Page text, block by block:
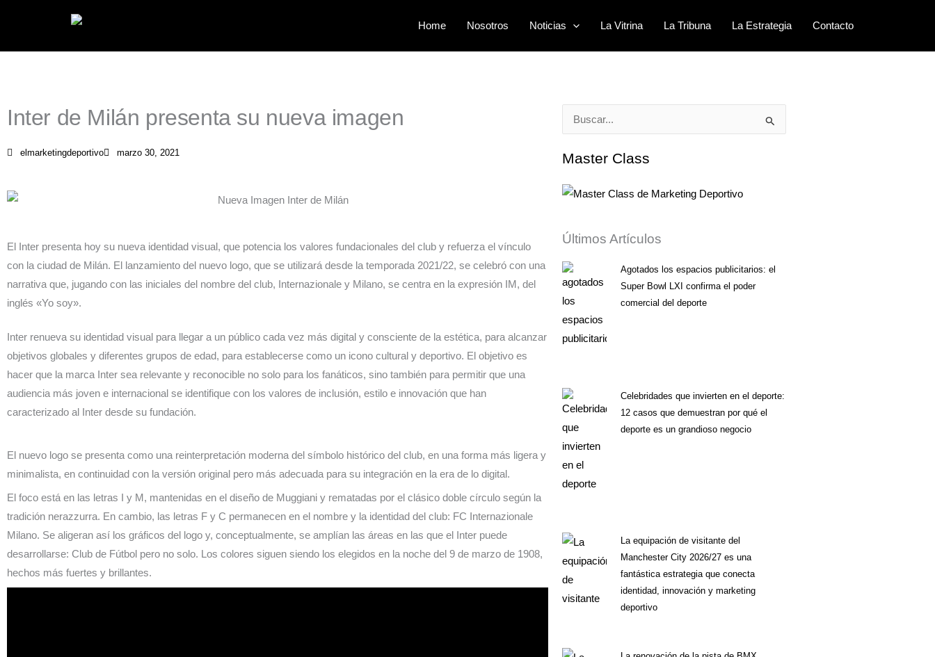
Home Nosotros Noticias La Vitrina La Tribuna La Estrategia Contacto
Inter de Milán presenta su nueva imagen
elmarketingdeportivo marzo 30, 2021
El Inter presenta hoy su nueva identidad visual, que potencia los valores fundacionales del club y refuerza el vínculo
con la ciudad de Milán. El lanzamiento del nuevo logo, que se utilizará desde la temporada 2021/22, se celebró con una
narrativa que, jugando con las iniciales del nombre del club, Internazionale y Milano, se centra en la expresión IM, del
inglés «Yo soy».
Inter renueva su identidad visual para llegar a un público cada vez más digital y consciente de la estética, para alcanzar
objetivos globales y diferentes grupos de edad, para establecerse como un icono cultural y deportivo. El objetivo es
hacer que la marca Inter sea relevante y reconocible no solo para los fanáticos, sino también para permitir que una
audiencia más joven e internacional se identifique con los valores de inclusión, estilo e innovación que han
caracterizado al Inter desde su fundación.
El nuevo logo se presenta como una reinterpretación moderna del símbolo histórico del club, en una forma más ligera y
minimalista, en continuidad con la versión original pero más adecuada para su integración en la era de lo digital.
El foco está en las letras I y M, mantenidas en el diseño de Muggiani y rematadas por el clásico doble círculo según la
tradición nerazzurra. En cambio, las letras F y C permanecen en el nombre y la identidad del club: FC Internazionale
Milano. Se aligeran así los gráficos del logo y, conceptualmente, se amplían las áreas en las que el Inter puede
desarrollarse: Club de Fútbol pero no solo. Los colores siguen siendo los elegidos en la noche del 9 de marzo de 1908,
hechos más fuertes y brillantes.
Buscar
Master Class
Últimos Artículos
Agotados los espacios publicitarios: el
Super Bowl LXI confirma el poder
comercial del deporte
Celebridades que invierten en el deporte:
12 casos que demuestran por qué el
deporte es un grandioso negocio
La equipación de visitante del
Manchester City 2026/27 es una
fantástica estrategia que conecta
identidad, innovación y marketing
deportivo